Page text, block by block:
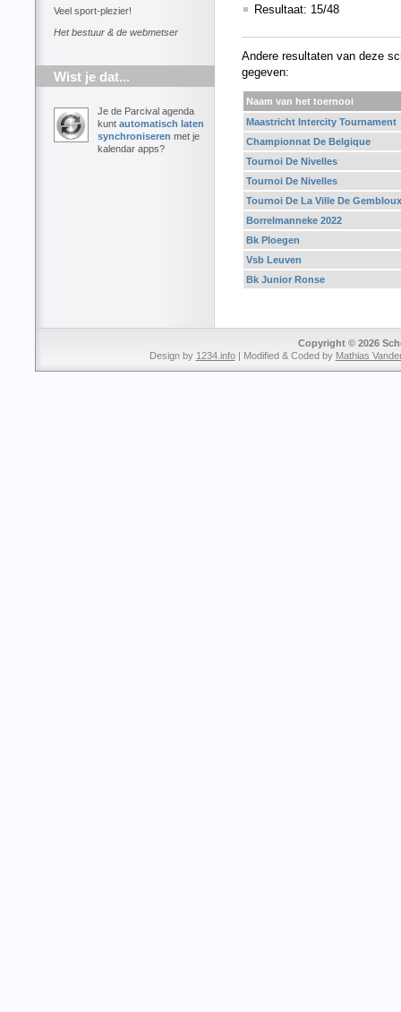
Veel sport-plezier!
Het bestuur & de webmetser
Wist je dat...
Je de Parcival agenda
kunt automatisch laten
synchroniseren met je
kalendar apps?
Resultaat: 15/48
Andere resultaten van deze
gegeven:
Naam van het toernooi
Maastricht Intercity Tournament
Championnat De Belgique
Tournoi De Nivelles
Tournoi De Nivelles
Tournoi De La Ville De Gembloux
Borrelmanneke 2022
Bk Ploegen
Vsb Leuven
Bk Junior Ronse
Copyright © 2026
Design by 1234.info| Modified & Coded by Mathias